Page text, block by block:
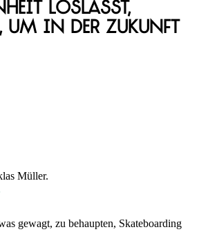
loslässt,
um in der Zukunft
Müller.
gewagt, zu behaupten, Skateboarding